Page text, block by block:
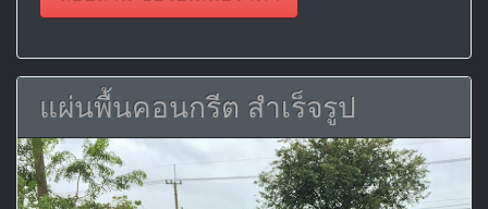
แผ่นพื้นคอนกรีต สำเร็จรูป